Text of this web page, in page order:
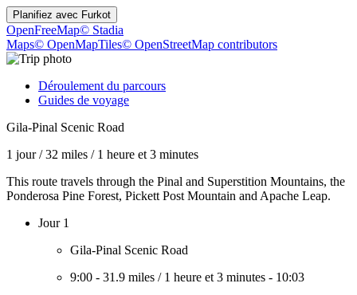
Planifiez avec Furkot
OpenFreeMap© Stadia
Maps© OpenMapTiles© OpenStreetMap contributors
Déroulement du parcours
Guides de voyage
Gila-Pinal Scenic Road
1 jour/32 miles / 1 heure et 3 minutes
This route travels through the Pinal and Superstition Mountains, the
Ponderosa Pine Forest, Pickett Post Mountain and Apache Leap.
Jour 1
Gila-Pinal Scenic Road
9:00 - 31.9 miles / 1 heure et 3 minutes - 10:03